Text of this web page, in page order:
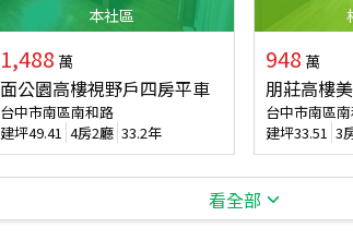
本社區
1,488 萬
面公園高樓視野戶四房平車
台中市南區南和路
建坪49.41 4房2廳 33.2年
948 萬
朋莊高樓
台中市南區
建坪33.51 3
看全部